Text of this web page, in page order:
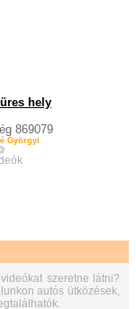
hely
869079
Györgyi
szeretne látni?
autós ütközések,